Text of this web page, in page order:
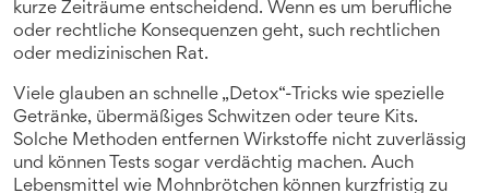
kurze Zeiträume entscheidend. Wenn es um berufliche
oder rechtliche Konsequenzen geht, such rechtlichen
oder medizinischen Rat.
Viele glauben an schnelle „Detox“-Tricks wie spezielle
Getränke, übermäßiges Schwitzen oder teure Kits.
Solche Methoden entfernen Wirkstoffe nicht zuverlässig
und können Tests sogar verdächtig machen. Auch
Lebensmittel wie Mohnbrötchen können kurzfristig zu